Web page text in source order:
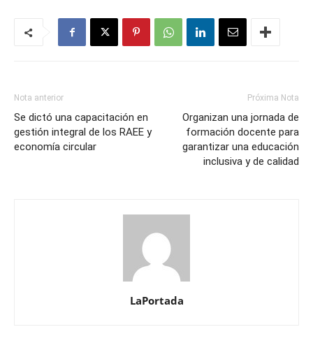
Nota anterior
Se dictó una capacitación en
gestión integral de los RAEE y
economía circular
Próxima Nota
Organizan una jornada de
formación docente para
garantizar una educación
inclusiva y de calidad
LaPortada